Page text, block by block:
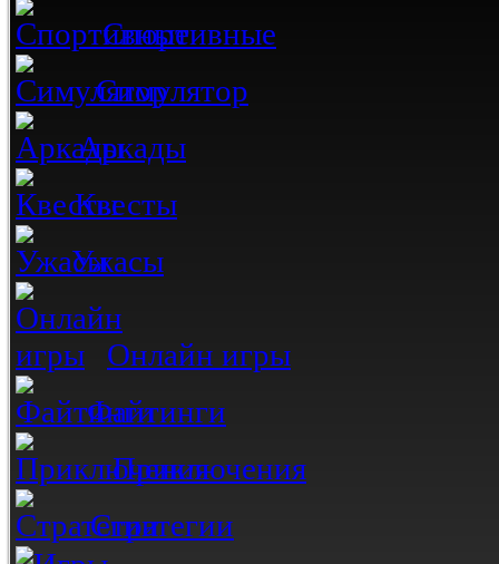
Спортивные
Симулятор
Аркады
Квесты
Ужасы
Онлайн игры
Файтинги
Приключения
Стратегии